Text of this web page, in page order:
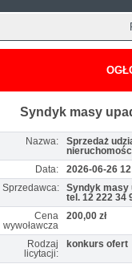
Syndyk masy
Nazwa:
Sprzedaż
Data:
2026-06-26
Sprzedawca:
Syndyk masy
tel. 12 222 34
Cena
wywoławcza
200,00 zł
Rodzaj
licytacji:
konkurs ofert